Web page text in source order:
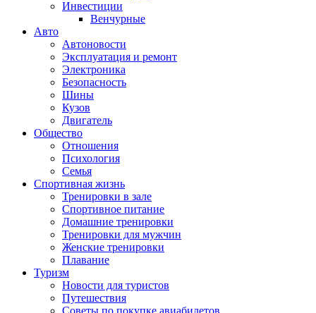
Инвестиции
Венчурные
Авто
Автоновости
Эксплуатация и ремонт
Электроника
Безопасность
Шины
Кузов
Двигатель
Общество
Отношения
Психология
Семья
Спортивная жизнь
Тренировки в зале
Спортивное питание
Домашние тренировки
Тренировки для мужчин
Женские тренировки
Плавание
Туризм
Новости для туристов
Путешествия
Советы по покупке авиабилетов